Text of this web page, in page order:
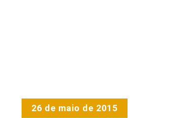
26 de maio de 2015